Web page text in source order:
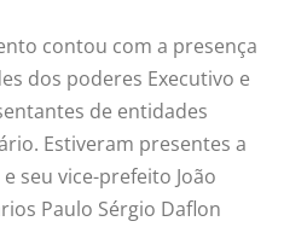
contou com a presença
dos poderes Executivo e
de entidades
Estiveram presentes a
seu vice-prefeito João
Paulo Sérgio Daflon